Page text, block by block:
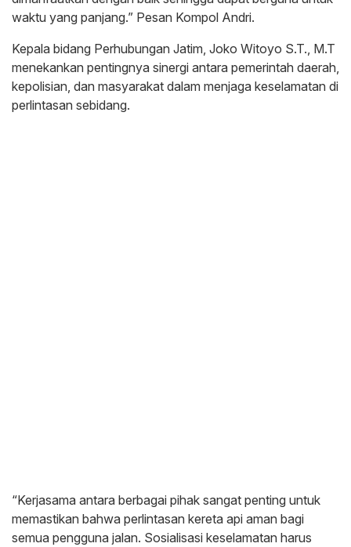
waktu yang panjang.” Pesan Kompol Andri.
Kepala bidang Perhubungan Jatim, Joko Witoyo S.T., M.T
menekankan pentingnya sinergi antara pemerintah daerah,
kepolisian, dan masyarakat dalam menjaga keselamatan di
perlintasan sebidang.
“Kerjasama antara berbagai pihak sangat penting untuk
memastikan bahwa perlintasan kereta api aman bagi
semua pengguna jalan. Sosialisasi keselamatan harus